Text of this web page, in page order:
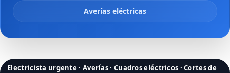
Averías eléctricas
Electricista urgente · Averías · Cuadros eléctricos · Cortes de